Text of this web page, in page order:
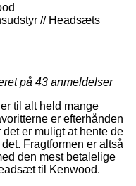
// Headsæts
på 43 anmeldelser
til alt held mange
er efterhånden
er muligt at hente de
Fragtformen er altså
den mest betalelige
til Kenwood.